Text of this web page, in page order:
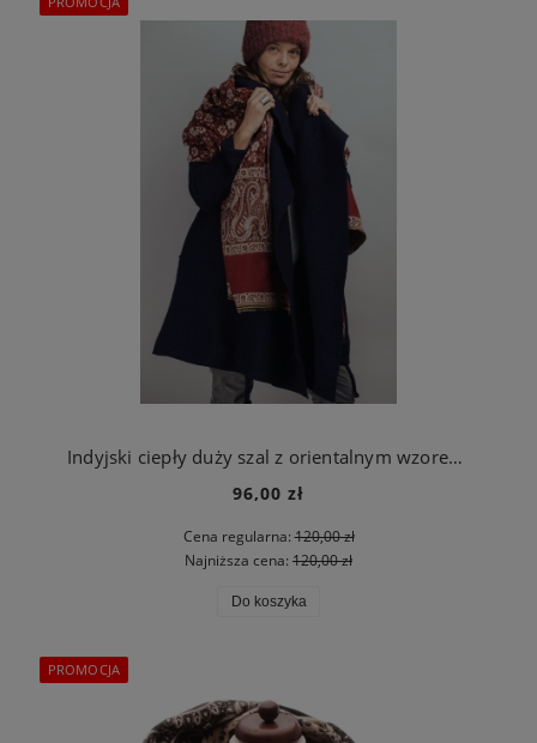
Indyjski ciepły duży szal z orientalnym wzorem czerwony
96,00 zł
Cena regularna:120,00 zł
Najniższa cena: 120,00 zł
Do koszyka
PROMOCJA